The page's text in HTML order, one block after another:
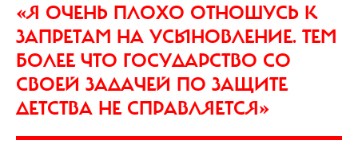
«Я ОЧЕНЬ ПЛОХО ОТНОШУСЬ К
ЗАПРЕТАМ НА УСЫНОВЛЕНИЕ. ТЕМ
БОЛЕЕ ЧТО ГОСУДАРСТВО СО
СВОЕЙ ЗАДАЧЕЙ ПО ЗАЩИТЕ
ДЕТСТВА НЕ СПРАВЛЯЕТСЯ»